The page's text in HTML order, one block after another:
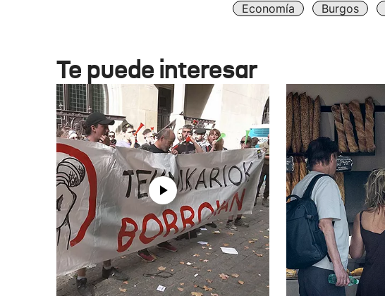
Economía Burgos
Te puede interesar